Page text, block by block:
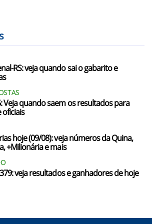
RS: veja quando sai o gabarito e
Veja quando saem os resultados para
oficiais
hoje (09/08): veja números da Quina,
+Milionária e mais
veja resultados e ganhadores de hoje